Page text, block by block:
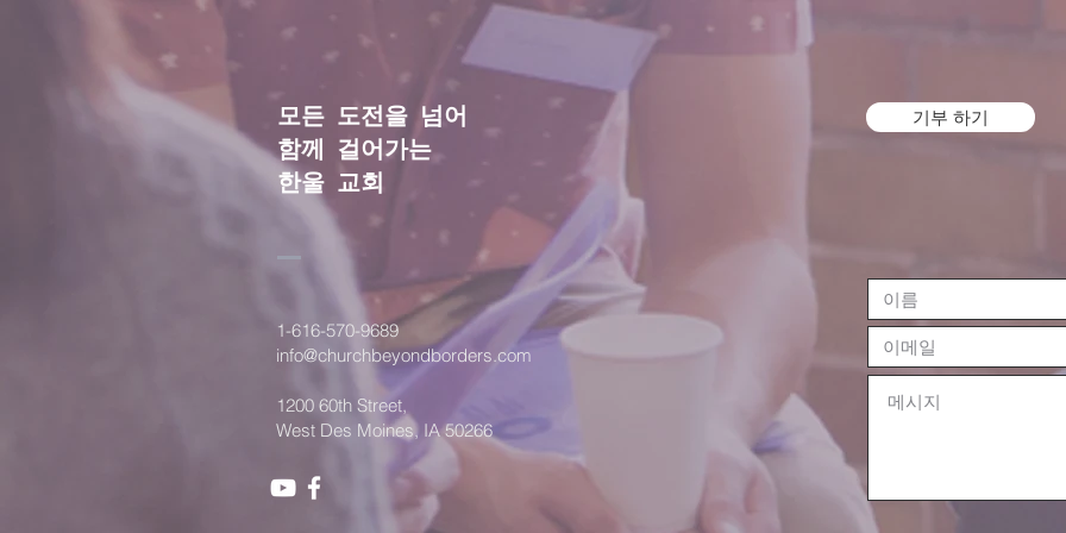
모든 도전을 넘어
함께 걸어가는
​한울 교회
1-616-570-9689
info@churchbeyondborders.com
1200 60th Street,
West Des Moines, IA 50266
기부 하기